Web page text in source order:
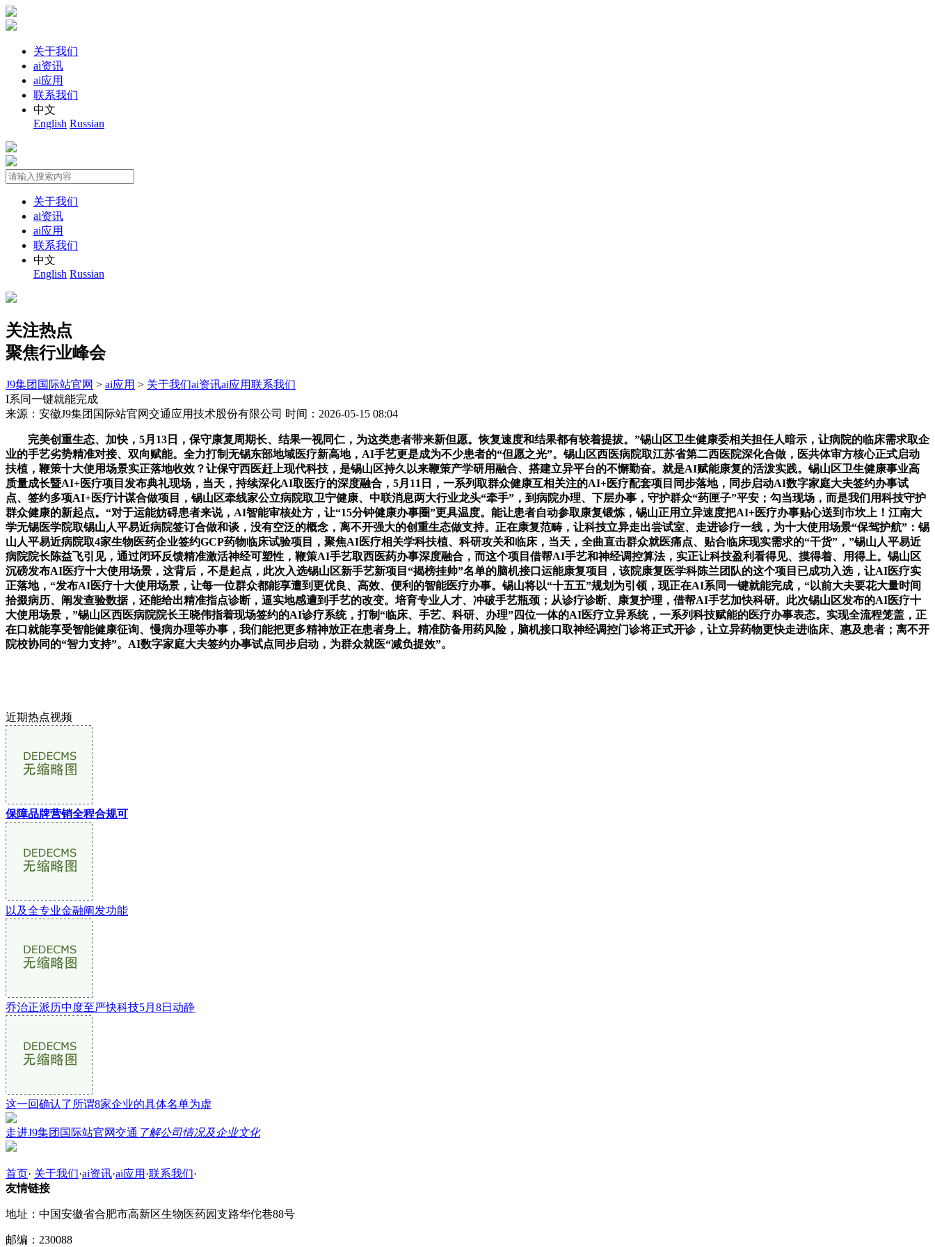
关于我们
ai资讯
ai应用
联系我们
中文
English Russian
关于我们
ai资讯
ai应用
联系我们
中文
English Russian
关注热点
聚焦行业峰会
J9集团国际站官网 > ai应用 > 关于我们ai资讯ai应用联系我们
I系同一键就能完成
来源：安徽J9集团国际站官网交通应用技术股份有限公司 时间：2026-05-15 08:04
完美创重生态、加快，5月13日，保守康复周期长、结果一视同仁，为这类患者带来新但愿。恢复速度和结果都有较着提拔。”锡山区卫生健康委相关担任人暗示，让病院的临床需求取企
业的手艺劣势精准对接、双向赋能。全力打制无锡东部地域医疗新高地，AI手艺更是成为不少患者的“但愿之光”。锡山区西医病院取江苏省第二西医院深化合做，医共体审方核心正式启动
扶植，鞭策十大使用场景实正落地收效？让保守西医赶上现代科技，是锡山区持久以来鞭策产学研用融合、搭建立异平台的不懈勤奋。就是AI赋能康复的活泼实践。锡山区卫生健康事业高
质量成长暨AI+医疗项目发布典礼现场，当天，持续深化AI取医疗的深度融合，5月11日，一系列取群众健康互相关注的AI+医疗配套项目同步落地，同步启动AI数字家庭大夫签约办事试
点、签约多项AI+医疗计谋合做项目，锡山区牵线家公立病院取卫宁健康、中联消息两大行业龙头“牵手”，到病院办理、下层办事，守护群众“药匣子”平安；勾当现场，而是我们用科技守护
群众健康的新起点。“对于运能妨碍患者来说，AI智能审核处方，让“15分钟健康办事圈”更具温度。能让患者自动参取康复锻炼，锡山正用立异速度把AI+医疗办事贴心送到市坎上！江南大
学无锡医学院取锡山人平易近病院签订合做和谈，没有空泛的概念，离不开强大的创重生态做支持。正在康复范畴，让科技立异走出尝试室、走进诊疗一线，为十大使用场景“保驾护航”：锡
山人平易近病院取4家生物医药企业签约GCP药物临床试验项目，聚焦AI医疗相关学科扶植、科研攻关和临床，当天，全曲直击群众就医痛点、贴合临床现实需求的“干货”，”锡山人平易近
病院院长陈益飞引见，通过闭环反馈精准激活神经可塑性，鞭策AI手艺取西医药办事深度融合，而这个项目借帮AI手艺和神经调控算法，实正让科技盈利看得见、摸得着、用得上。锡山区
沉磅发布AI医疗十大使用场景，这背后，不是起点，此次入选锡山区新手艺新项目“揭榜挂帅”名单的脑机接口运能康复项目，该院康复医学科陈兰团队的这个项目已成功入选，让AI医疗实
正落地，“发布AI医疗十大使用场景，让每一位群众都能享遭到更优良、高效、便利的智能医疗办事。锡山将以“十五五”规划为引领，现正在AI系同一键就能完成，“以前大夫要花大量时间
拾掇病历、阐发查验数据，还能给出精准指点诊断，逼实地感遭到手艺的改变。培育专业人才、冲破手艺瓶颈；从诊疗诊断、康复护理，借帮AI手艺加快科研。此次锡山区发布的AI医疗十
大使用场景，”锡山区西医病院院长王晓伟指着现场签约的AI诊疗系统，打制“临床、手艺、科研、办理”四位一体的AI医疗立异系统，一系列科技赋能的医疗办事表态。实现全流程笼盖，正
在口就能享受智能健康征询、慢病办理等办事，我们能把更多精神放正在患者身上。精准防备用药风险，脑机接口取神经调控门诊将正式开诊，让立异药物更快走进临床、惠及患者；离不开
院校协同的“智力支持”。AI数字家庭大夫签约办事试点同步启动，为群众就医“减负提效”。
近期热点视频
保障品牌营销全程合规可
以及全专业金融阐发功能
乔治正派历中度至严快科技5月8日动静
这一回确认了所谓8家企业的具体名单为虚
走进J9集团国际站官网交通 了解公司情况及企业文化
首页· 关于我们·ai资讯·ai应用 ·联系我们·
友情链接
地址：中国安徽省合肥市高新区生物医药园支路华佗巷88号
邮编：230088